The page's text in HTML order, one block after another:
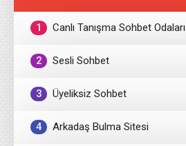
1 Canlı Tanışma Sohbet Odaları
2 Sesli Sohbet
3 Üyeliksiz Sohbet
4 Arkadaş Bulma Sitesi